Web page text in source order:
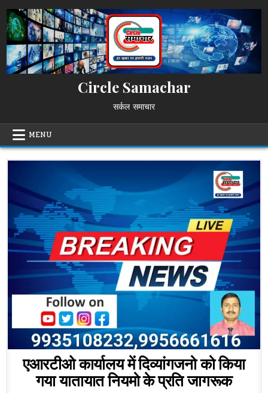
to
content
Circle Samachar
सर्कल समाचार
MENU
एआरटीओ कार्यालय में दिव्यांगजनो को किया
गया यातायात नियमो के प्रति जागरूक